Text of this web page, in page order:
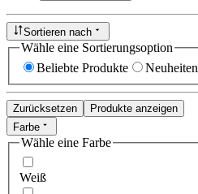
Sortieren nach
Wähle eine Sortierungsoption
Beliebte Produkte
Neuheiten
Zurücksetzen
Produkte anzeigen
Farbe
Wähle eine Farbe
Weiß